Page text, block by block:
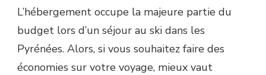
L’hébergement occupe la majeure partie du
budget lors d’un séjour au ski dans les
Pyrénées. Alors, si vous souhaitez faire des
économies sur votre voyage, mieux vaut